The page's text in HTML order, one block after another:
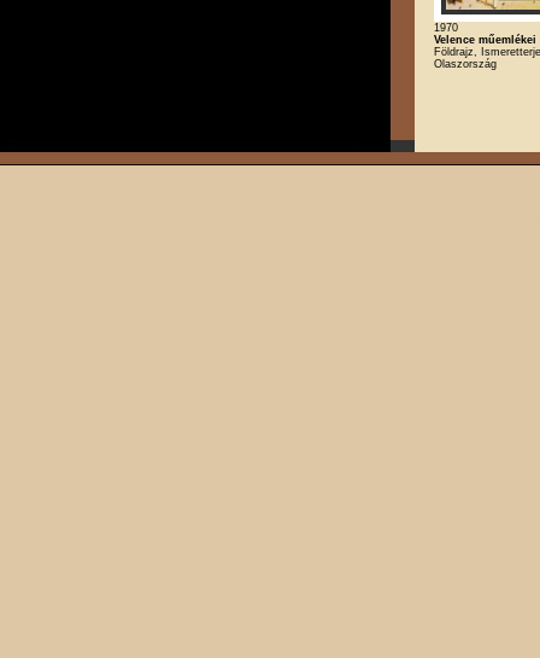
1970
Velence műemlékei
Földrajz,
Olaszország